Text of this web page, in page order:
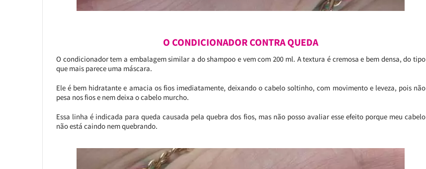
O CONDICIONADOR CONTRA QUEDA
O condicionador tem a embalagem similar a do shampoo e vem com 200 ml. A textura é cremosa e bem densa, do tipo
que mais parece uma máscara.
Ele é bem hidratante e amacia os fios imediatamente, deixando o cabelo soltinho, com movimento e leveza, pois não
pesa nos fios e nem deixa o cabelo murcho.
Essa linha é indicada para queda causada pela quebra dos fios, mas não posso avaliar esse efeito porque meu cabelo
não está caindo nem quebrando.